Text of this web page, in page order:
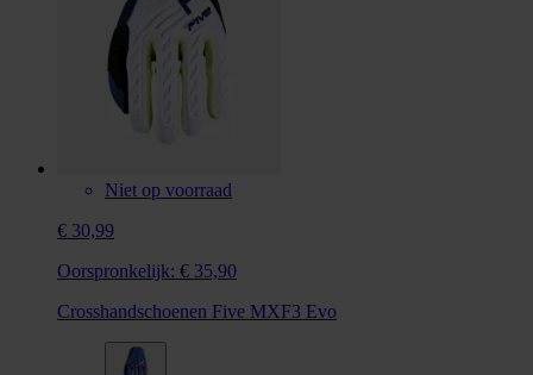
Niet op voorraad
€ 30,99
Oorspronkelijk: € 35,90
Crosshandschoenen Five MXF3 Evo